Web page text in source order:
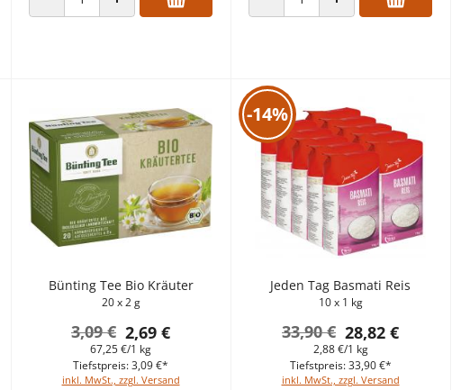
ANZAHL VERRINGERNANZAHL ERHÖHEN ANZAHL VERRINGERNANZAHL ERHÖHEN
Bünting Tee Bio Kräuter
20 x 2 g
2,69 €
3,09 €
67,25 €/1 kg
inkl. MwSt., zzgl. Versand
Tiefstpreis: 3,09 €*
-14%
Jeden Tag Basmati Reis
10 x 1 kg
28,82 €
33,90 €
2,88 €/1 kg
inkl. MwSt., zzgl. Versand
Tiefstpreis: 33,90 €*